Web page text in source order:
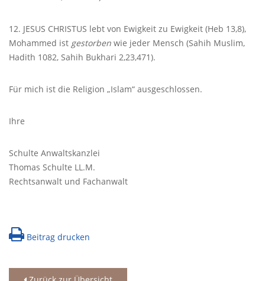
12. JESUS CHRISTUS lebt von Ewigkeit zu Ewigkeit (Heb 13,8),
Mohammed ist gestorben wie jeder Mensch (Sahih Muslim,
Hadith 1082, Sahih Bukhari 2,23,471).
Für mich ist die Religion „Islam“ ausgeschlossen.
Ihre
Schulte Anwaltskanzlei
Thomas Schulte LL.M.
Rechtsanwalt und Fachanwalt
Beitrag drucken